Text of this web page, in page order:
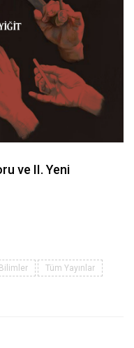
ve II. Yeni
Tüm Yayınlar